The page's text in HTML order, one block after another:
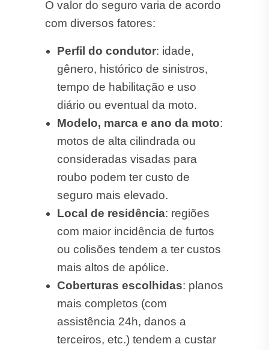
O valor do seguro varia de acordo
com diversos fatores:
Perfil do condutor: idade,
gênero, histórico de sinistros,
tempo de habilitação e uso
diário ou eventual da moto.
Modelo, marca e ano da moto:
motos de alta cilindrada ou
consideradas visadas para
roubo podem ter custo de
seguro mais elevado.
Local de residência: regiões
com maior incidência de furtos
ou colisões tendem a ter custos
mais altos de apólice.
Coberturas escolhidas: planos
mais completos (com
assistência 24h, danos a
terceiros, etc.) tendem a custar